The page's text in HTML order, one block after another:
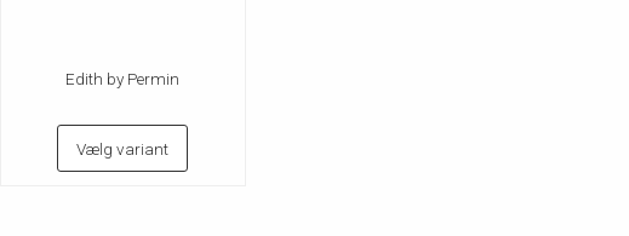
Edith by Permin
Vælg variant